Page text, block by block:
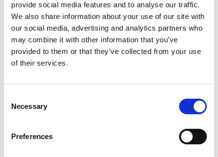
provide social media features and to analyse our traffic.
We also share information about your use of our site with
our social media, advertising and analytics partners who
may combine it with other information that you’ve
provided to them or that they’ve collected from your use
of their services.
Selection
Necessary
Preferences
Česká republika